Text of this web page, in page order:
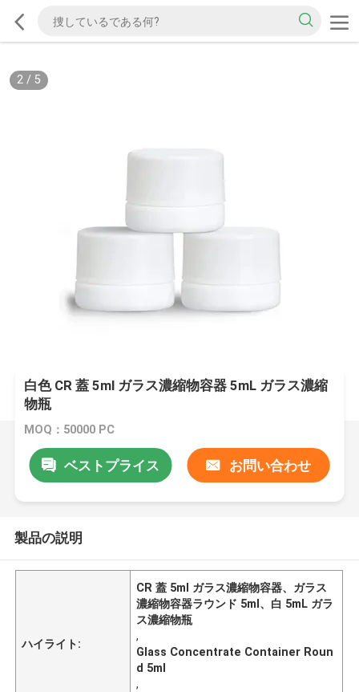
2/ 5
白色 CR 蓋 5ml ガラス濃縮物容器 5mL ガラス濃縮
物瓶
MOQ：50000 PC
ベストプライス お問い合わせ
製品の説明
ハイライト:
CR 蓋 5ml ガラス濃縮物容器、ガラス
濃縮物容器ラウンド 5ml、白 5mL ガラ
ス濃縮物瓶
,
Glass Concentrate Container Roun
d 5ml
,